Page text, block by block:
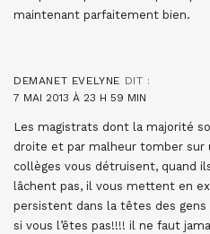
maintenant parfaitement bien.
DEMANET EVELYNE DIT :
7 MAI 2013 À 23 H 59 MIN
Les magistrats dont la majorité
droite et par malheur tomber sur
collèges vous détruisent, quand
lâchent pas, il vous mettent en
persistent dans la têtes des
si vous l’êtes pas!!!! il ne faut